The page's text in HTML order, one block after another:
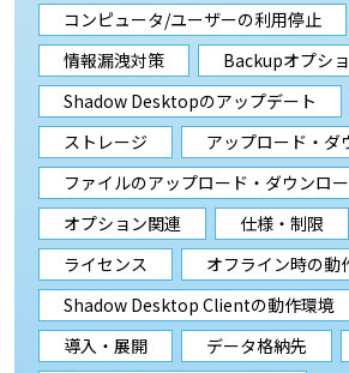
コンピュータ/ユーザーの利用停止
情報漏洩対策
Backupオプシ
Shadow Desktopのアップデート
ストレージ
アップロード・ダ
ファイルのアップロード・ダウンロ
オプション関連
仕様・制限
ライセンス
オフライン時の動
Shadow Desktop Clientの動作環境
導入・展開
データ格納先